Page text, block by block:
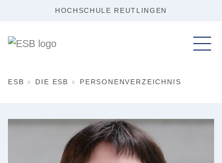
HOCHSCHULE REUTLINGEN
ESB DIE ESB PERSONENVERZEICHNIS